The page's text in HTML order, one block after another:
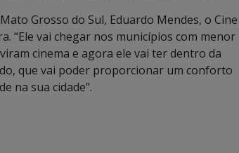
Grosso do Sul, Eduardo Mendes, o Cine
“Ele vai chegar nos municípios com menor
cinema e agora ele vai ter dentro da
que vai poder proporcionar um conforto
na sua cidade”.